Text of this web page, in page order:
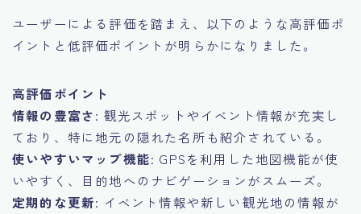
ユーザーによる評価を踏まえ、以下のような高評価ポ
イントと低評価ポイントが明らかになりました。
高評価ポイント
情報の豊富さ: 観光スポットやイベント情報が充実し
ており、特に地元の隠れた名所も紹介されている。
使いやすいマップ機能: GPSを利用した地図機能が使
いやすく、目的地へのナビゲーションがスムーズ。
定期的な更新: イベント情報や新しい観光地の情報が